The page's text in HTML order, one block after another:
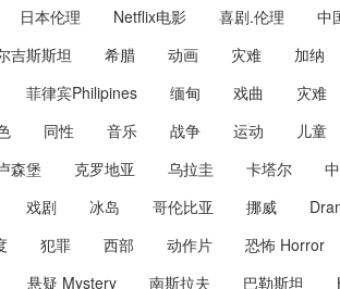
日本伦理 Netflix电影 喜剧.伦理 中
吉斯斯坦 希腊 动画 灾难 加纳
菲律宾Philipines 缅甸 戏曲 灾难
同性 音乐 战争 运动 儿童
森堡 克罗地亚 乌拉圭 卡塔尔
戏剧 冰岛 哥伦比亚 挪威
犯罪 西部 动作片 恐怖 Horror
悬疑 Mystery 南斯拉夫 巴勒斯坦